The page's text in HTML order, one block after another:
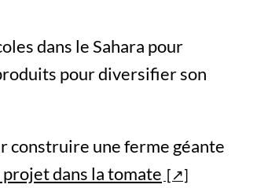
dans le Sahara pour
pour diversifier son
construire une ferme géante
projet dans la tomate